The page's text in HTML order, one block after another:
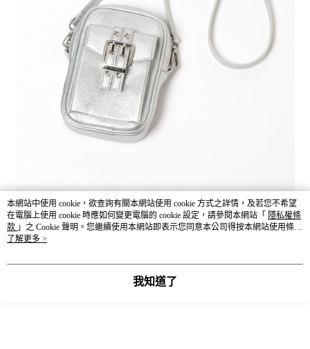
本網站中使用 cookie，欲查詢有關本網站使用 cookie 方式之詳情，及若您不希望
在電腦上使用 cookie 時應如何變更電腦的 cookie 設定，請參閱本網站「 隱私權條
款 」之 Cookie 聲明。您繼續使用本網站即表示您同意本公司得按本網站使用條款
之 Cookie 聲明使用 cookie。
了解更多 >
我知道了